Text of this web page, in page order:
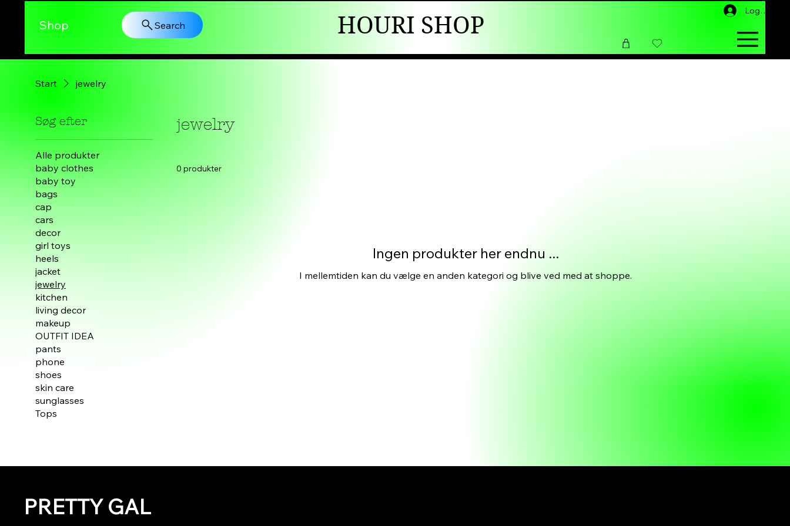
Shop Search
Log ind
HOURI SHOP
Start jewelry
Søg efter
Alle produkter
baby clothes
baby toy
bags
cap
cars
decor
girl toys
heels
jacket
jewelry
kitchen
living decor
makeup
OUTFIT IDEA
pants
phone
shoes
skin care
sunglasses
Tops
jewelry
0 produkter
Ingen produkter her endnu ...
I mellemtiden kan du vælge en anden kategori og blive ved med at shoppe.
PRETTY GAL